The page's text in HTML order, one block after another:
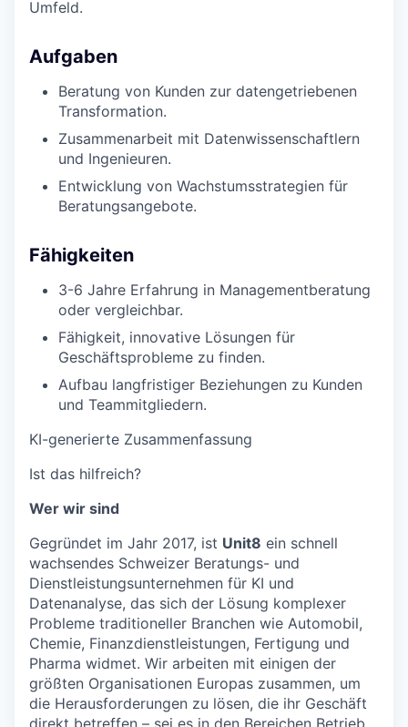
Umfeld.
Aufgaben
Beratung von Kunden zur datengetriebenen
Transformation.
Zusammenarbeit mit Datenwissenschaftlern
und Ingenieuren.
Entwicklung von Wachstumsstrategien für
Beratungsangebote.
Fähigkeiten
3-6 Jahre Erfahrung in Managementberatung
oder vergleichbar.
Fähigkeit, innovative Lösungen für
Geschäftsprobleme zu finden.
Aufbau langfristiger Beziehungen zu Kunden
und Teammitgliedern.
KI-generierte Zusammenfassung
Ist das hilfreich?
Wer wir sind
Gegründet im Jahr 2017, ist Unit8 ein schnell
wachsendes Schweizer Beratungs- und
Dienstleistungsunternehmen für KI und
Datenanalyse, das sich der Lösung komplexer
Probleme traditioneller Branchen wie Automobil,
Chemie, Finanzdienstleistungen, Fertigung und
Pharma widmet. Wir arbeiten mit einigen der
größten Organisationen Europas zusammen, um
die Herausforderungen zu lösen, die ihr Geschäft
direkt betreffen – sei es in den Bereichen Betrieb,